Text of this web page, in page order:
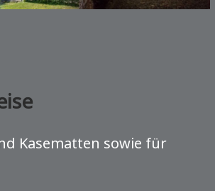
Kasematten sowie für